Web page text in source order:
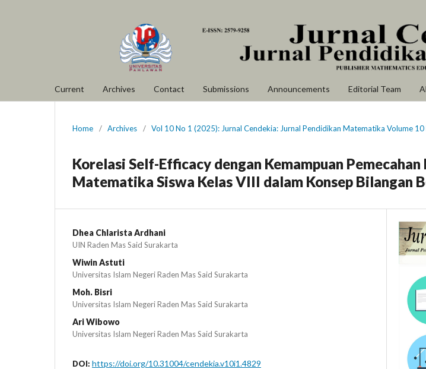
Current Archives Contact Submissions Announcements Editorial Team
Home / Archives / Vol 10 No 1 (2025): Jurnal Cendekia: Jurnal Pendidikan Matematika Volume 10
Korelasi Self-Efficacy dengan Kemampuan Pemecahan
Matematika Siswa Kelas VIII dalam Konsep Bilangan
Dhea Chlarista Ardhani
UIN Raden Mas Said Surakarta
Wiwin Astuti
Universitas Islam Negeri Raden Mas Said Surakarta
Moh. Bisri
Universitas Islam Negeri Raden Mas Said Surakarta
Ari Wibowo
Universitas Islam Negeri Raden Mas Said Surakarta
DOI: https://doi.org/10.31004/cendekia.v10i1.4829